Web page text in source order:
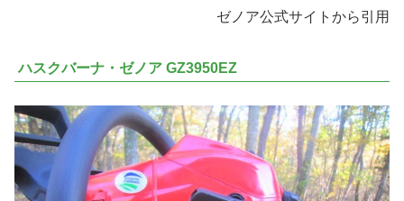
ゼノア公式サイトから引用
ハスクバーナ・ゼノア GZ3950EZ